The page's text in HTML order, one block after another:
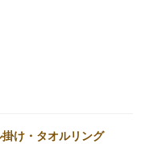
け・タオルリング